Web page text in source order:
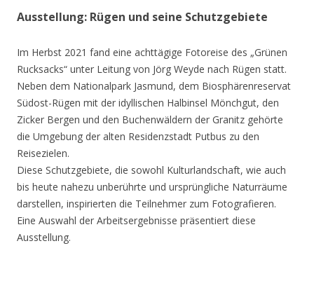
Ausstellung: Rügen und seine Schutzgebiete
Im Herbst 2021 fand eine achttägige Fotoreise des „Grünen
Rucksacks“ unter Leitung von Jörg Weyde nach Rügen statt.
Neben dem Nationalpark Jasmund, dem Biosphärenreservat
Südost-Rügen mit der idyllischen Halbinsel Mönchgut, den
Zicker Bergen und den Buchenwäldern der Granitz gehörte
die Umgebung der alten Residenzstadt Putbus zu den
Reisezielen.
Diese Schutzgebiete, die sowohl Kulturlandschaft, wie auch
bis heute nahezu unberührte und ursprüngliche Naturräume
darstellen, inspirierten die Teilnehmer zum Fotografieren.
Eine Auswahl der Arbeitsergebnisse präsentiert diese
Ausstellung.